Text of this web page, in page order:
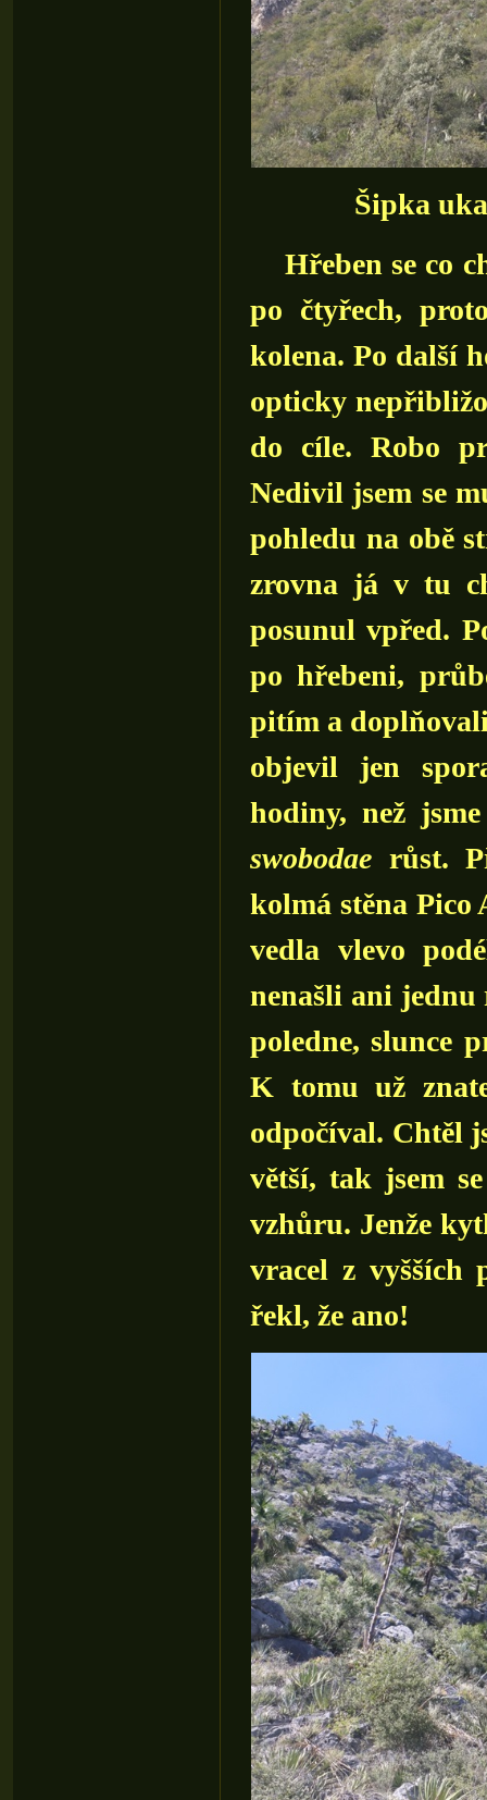
Šipka
Hřeben se co
po čtyřech,
kolena. Po další
opticky
do cíle. Robo
Nedivil jsem se
pohledu na obě
zrovna já v tu
posunul vpřed.
po hřebeni,
pitím a
objevil jen
hodiny, než
swobodae růst.
kolmá stěna
vedla vlevo
nenašli ani
poledne, slunce
K tomu už
odpočíval. Chtěl
větší, tak jsem
vzhůru. Jenže
vracel z vyšších
řekl, že ano!